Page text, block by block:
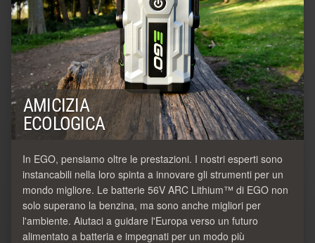
AMICIZIA
ECOLOGICA
In EGO, pensiamo oltre le prestazioni. I nostri esperti sono
instancabili nella loro spinta a innovare gli strumenti per un
mondo migliore. Le batterie 56V ARC Lithium™ di EGO non
solo superano la benzina, ma sono anche migliori per
l'ambiente. Aiutaci a guidare l'Europa verso un futuro
alimentato a batteria e impegnati per un modo più